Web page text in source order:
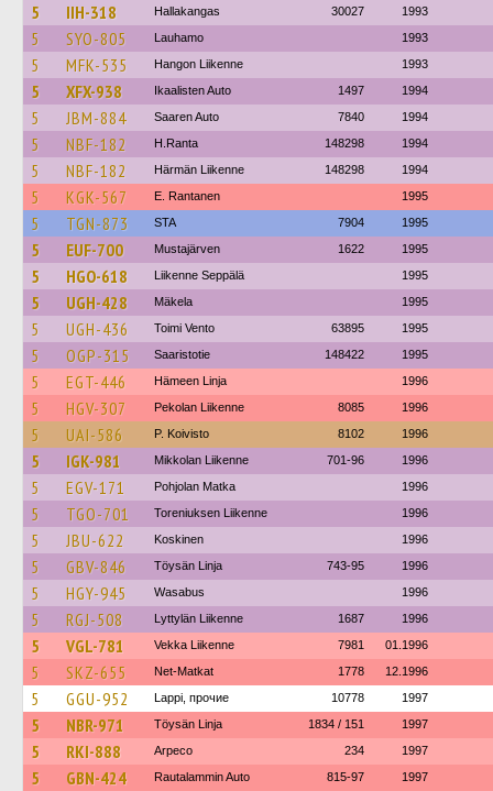
5 IIH-318 Hallakangas 30027 1993
5 SYO-805 Lauhamo 1993
5 MFK-535 Hangon Liikenne 1993
5 XFX-938 Ikaalisten Auto 1497 1994
5 JBM-884 Saaren Auto 7840 1994
5 NBF-182 H.Ranta 148298 1994
5 NBF-182 Härmän Liikenne 148298 1994
5 KGK-567 E. Rantanen 1995
5 TGN-873 STA 7904 1995
5 EUF-700 Mustajärven 1622 1995
5 HGO-618 Liikenne Seppälä 1995
5 UGH-428 Mäkela 1995
5 UGH-436 Toimi Vento 63895 1995
5 OGP-315 Saaristotie 148422 1995
5 EGT-446 Hämeen Linja 1996
5 HGV-307 Pekolan Liikenne 8085 1996
5 UAI-586 P. Koivisto 8102 1996
5 IGK-981 Mikkolan Liikenne 701-96 1996
5 EGV-171 Pohjolan Matka 1996
5 TGO-701 Toreniuksen Liikenne 1996
5 JBU-622 Koskinen 1996
5 GBV-846 Töysän Linja 743-95 1996
5 HGY-945 Wasabus 1996
5 RGJ-508 Lyttylän Liikenne 1687 1996
5 VGL-781 Vekka Liikenne 7981 01.1996
5 SKZ-655 Net-Matkat 1778 12.1996
5 GGU-952 Lappi, прочие 10778 1997
5 NBR-971 Töysän Linja 1834 / 151 1997
5 RKI-888 Arpeco 234 1997
5 GBN-424 Rautalammin Auto 815-97 1997